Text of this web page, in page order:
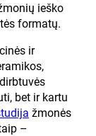
ieško
formatų.
ir
bet ir kartu
žmonės
–